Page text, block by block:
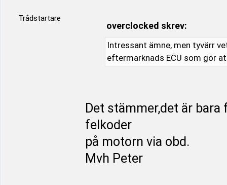
Trådstartare
overclocked skrev:
Intressant ämne, men tyvärr
eftermarknads ECU som gör
Det stämmer,det är
felkoder
på motorn via obd.
Mvh Peter